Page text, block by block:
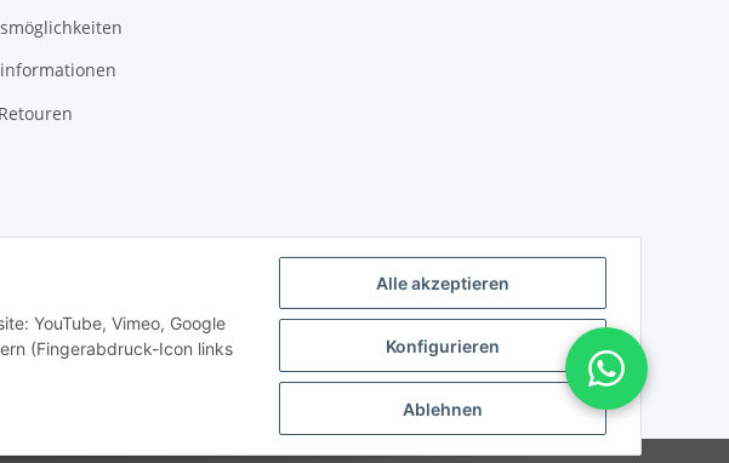
Alle akzeptieren
Konfigurieren
Ablehnen
YouTube, Vimeo, Google
(Fingerabdruck-Icon links